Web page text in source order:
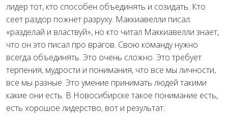
лидер тот, кто способен объединять и созидать. Кто
сеет раздор пожнет разруху. Маккиавелли писал:
«разделай и властвуй», но кто читал Маккиавелли знает,
что он это писал про врагов. Свою команду нужно
всегда объединять. Это очень сложно. Это требует
терпения, мудрости и понимания, что все мы личности,
все мы разные. Это умение принимать людей такими
какие они есть. В Новосибирске такое понимание есть,
есть хорошое лидерство, вот и результат.